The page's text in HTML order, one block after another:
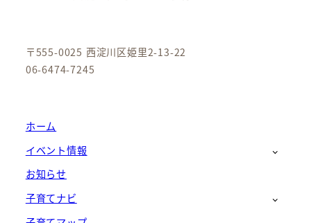
〒555-0025 西淀川区姫里2-13-22
06-6474-7245
ホーム
イベント情報
お知らせ
子育てナビ